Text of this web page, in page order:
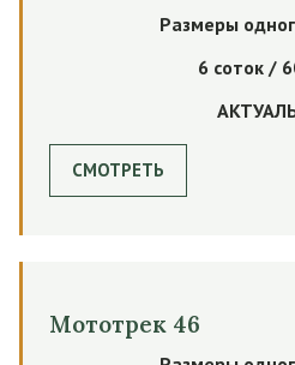
Размеры
6 соток /
СМОТРЕТЬ
Мототрек 46